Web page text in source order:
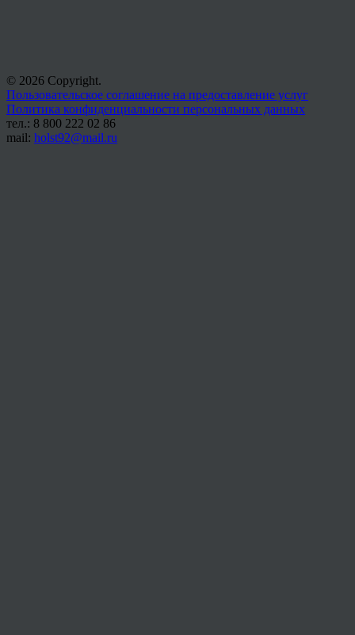
© 2026 Copyright.
Пользовательское соглашение на предоставление услуг
Политика конфиденциальности персональных данных
тел.: 8 800 222 02 86
mail: holst92@mail.ru